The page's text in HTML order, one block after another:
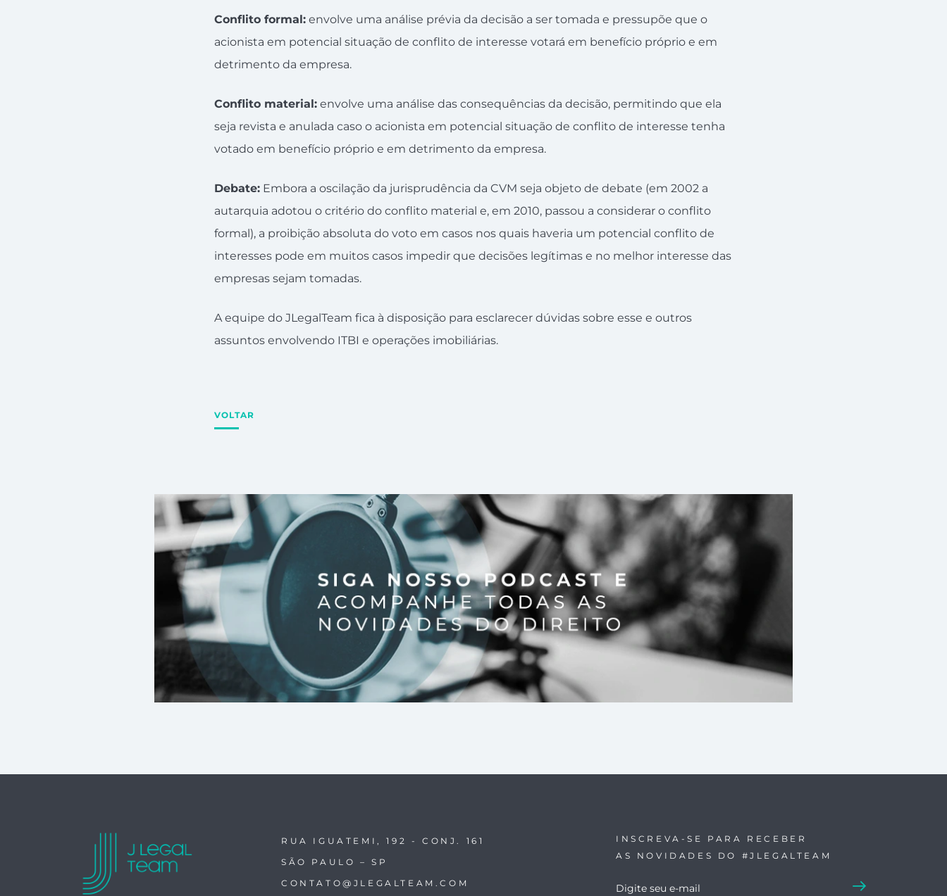
Conflito formal: envolve uma análise prévia da decisão a ser tomada e pressupõe que o
acionista em potencial situação de conflito de interesse votará em benefício próprio e em
detrimento da empresa.
Conflito material: envolve uma análise das consequências da decisão, permitindo que ela
seja revista e anulada caso o acionista em potencial situação de conflito de interesse tenha
votado em benefício próprio e em detrimento da empresa.
Debate: Embora a oscilação da jurisprudência da CVM seja objeto de debate (em 2002 a
autarquia adotou o critério do conflito material e, em 2010, passou a considerar o conflito
formal), a proibição absoluta do voto em casos nos quais haveria um potencial conflito de
interesses pode em muitos casos impedir que decisões legítimas e no melhor interesse das
empresas sejam tomadas.
A equipe do JLegalTeam fica à disposição para esclarecer dúvidas sobre esse e outros
assuntos envolvendo ITBI e operações imobiliárias.
VOLTAR
RUA IGUATEMI, 192 - CONJ. 161
SÃO PAULO – SP
CONTATO@JLEGALTEAM.COM
INSCREVA-SE PARA RECEBER
AS NOVIDADES DO #JLEGALTEAM